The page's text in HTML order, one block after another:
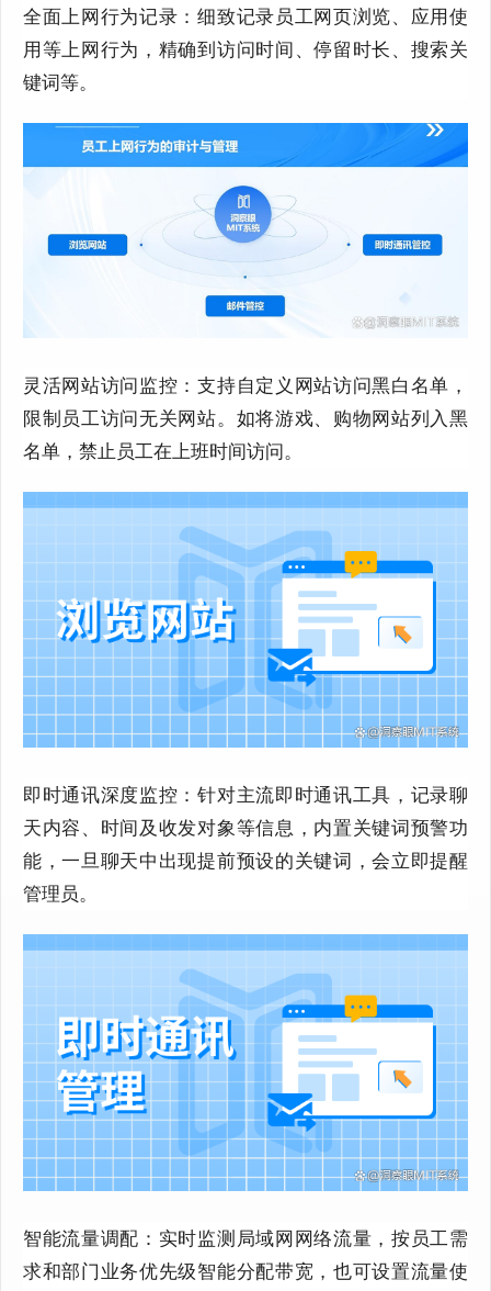
全面上网行为记录：细致记录员工网页浏览、应用使
用等上网行为，精确到访问时间、停留时长、搜索关
键词等。
灵活网站访问监控：支持自定义网站访问黑白名单，
限制员工访问无关网站。 如将游戏、购物网站列入黑
名单，禁止员工在上班时间访问。
即时通讯深度监控：针对主流即时通讯工具，记录聊
天内容、时间及收发对象等信息 ， 内置关键词预警功
能，一旦聊天中出现提前预设的关键词，会立即提醒
管理员。
智能流量调配：实时监测局域网网络流量，按员工需
求和部门业务优先级智能分配带宽 ， 也可设置流量使